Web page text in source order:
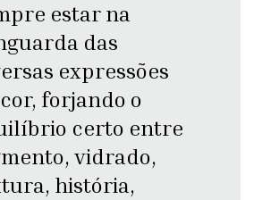
estar na
das
expressões
forjando o
certo entre
vidrado,
história,